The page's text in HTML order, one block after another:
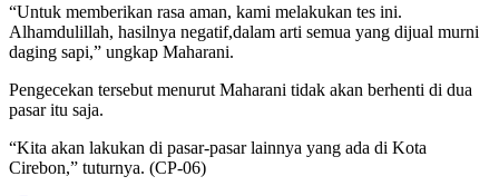
“Untuk memberikan rasa aman, kami melakukan tes ini.
Alhamdulillah, hasilnya negatif,dalam arti semua yang dijual murni
daging sapi,” ungkap Maharani.
Pengecekan tersebut menurut Maharani tidak akan berhenti di dua
pasar itu saja.
“Kita akan lakukan di pasar-pasar lainnya yang ada di Kota
Cirebon,” tuturnya. (CP-06)